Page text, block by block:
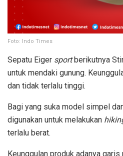
Foto: Indo Times
Sepatu Eiger sportberikutnya
untuk mendaki gunung.
dan tidak terlalu tinggi.
Bagi yang suka model simpel
digunakan untuk melakukan
terlalu berat.
Keunggulan produk adanya